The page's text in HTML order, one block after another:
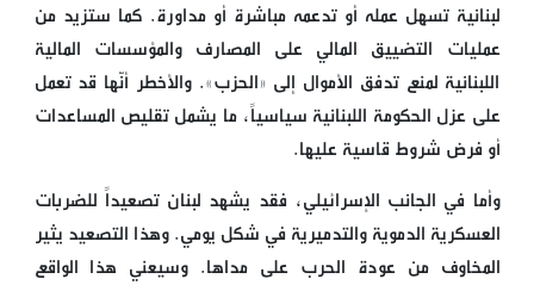
لبنانية تسهل عمله أو تدعمه مباشرة أو مداورة. كما ستزيد من
عمليات التضييق المالي على المصارف والمؤسسات المالية
اللبنانية لمنع تدفق الأموال إلى «الحزب». والأخطر أنّها قد تعمل
على عزل الحكومة اللبنانية سياسياً، ما يشمل تقليص المساعدات
أو فرض شروط قاسية عليها.
وأما في الجانب الإسرائيلي، فقد يشهد لبنان تصعيداً للضربات
العسكرية الدموية والتدميرية في شكل يومي. وهذا التصعيد يثير
المخاوف من عودة الحرب على مداها. وسيعني هذا الواقع